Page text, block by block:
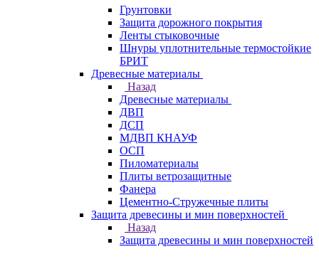
Грунтовки
Защита дорожного покрытия
Ленты стыковочные
Шнуры уплотнительные термостойкие
БРИТ
Древесные материалы
Назад
Древесные материалы
ДВП
ДСП
МДВП КНАУФ
ОСП
Пиломатериалы
Плиты ветрозащитные
Фанера
Цементно-Стружечные плиты
Защита древесины и мин поверхностей
Назад
Защита древесины и мин поверхностей